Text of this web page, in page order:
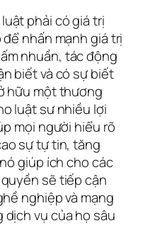
phải có giá trị
nhấn mạnh giá trị
nhuần, tác động
biết và có sự biết
hữu một thương
luật sư nhiều lợi
mọi người hiểu rõ
sự tự tin, tăng
giúp ích cho các
sẽ tiếp cận
nghiệp và mạng
dịch vụ của họ sâu